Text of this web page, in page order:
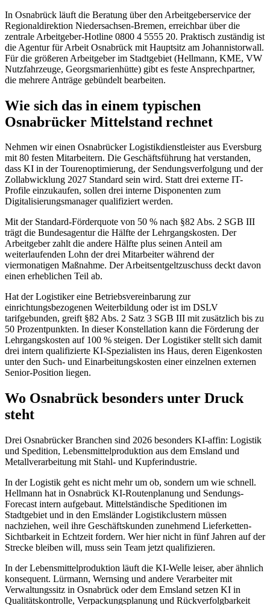
In Osnabrück läuft die Beratung über den Arbeitgeberservice der
Regionaldirektion Niedersachsen-Bremen, erreichbar über die
zentrale Arbeitgeber-Hotline 0800 4 5555 20. Praktisch zuständig ist
die Agentur für Arbeit Osnabrück mit Hauptsitz am Johannistorwall.
Für die größeren Arbeitgeber im Stadtgebiet (Hellmann, KME, VW
Nutzfahrzeuge, Georgsmarienhütte) gibt es feste Ansprechpartner,
die mehrere Anträge gebündelt bearbeiten.
Wie sich das in einem typischen
Osnabrücker Mittelstand rechnet
Nehmen wir einen Osnabrücker Logistikdienstleister aus Eversburg
mit 80 festen Mitarbeitern. Die Geschäftsführung hat verstanden,
dass KI in der Tourenoptimierung, der Sendungsverfolgung und der
Zollabwicklung 2027 Standard sein wird. Statt drei externe IT-
Profile einzukaufen, sollen drei interne Disponenten zum
Digitalisierungsmanager qualifiziert werden.
Mit der Standard-Förderquote von 50 % nach §82 Abs. 2 SGB III
trägt die Bundesagentur die Hälfte der Lehrgangskosten. Der
Arbeitgeber zahlt die andere Hälfte plus seinen Anteil am
weiterlaufenden Lohn der drei Mitarbeiter während der
viermonatigen Maßnahme. Der Arbeitsentgeltzuschuss deckt davon
einen erheblichen Teil ab.
Hat der Logistiker eine Betriebsvereinbarung zur
einrichtungsbezogenen Weiterbildung oder ist im DSLV
tarifgebunden, greift §82 Abs. 2 Satz 3 SGB III mit zusätzlich bis zu
50 Prozentpunkten. In dieser Konstellation kann die Förderung der
Lehrgangskosten auf 100 % steigen. Der Logistiker stellt sich damit
drei intern qualifizierte KI-Spezialisten ins Haus, deren Eigenkosten
unter den Such- und Einarbeitungskosten einer einzelnen externen
Senior-Position liegen.
Wo Osnabrück besonders unter Druck
steht
Drei Osnabrücker Branchen sind 2026 besonders KI-affin: Logistik
und Spedition, Lebensmittelproduktion aus dem Emsland und
Metallverarbeitung mit Stahl- und Kupferindustrie.
In der Logistik geht es nicht mehr um ob, sondern um wie schnell.
Hellmann hat in Osnabrück KI-Routenplanung und Sendungs-
Forecast intern aufgebaut. Mittelständische Speditionen im
Stadtgebiet und in den Emsländer Logistikclustern müssen
nachziehen, weil ihre Geschäftskunden zunehmend Lieferketten-
Sichtbarkeit in Echtzeit fordern. Wer hier nicht in fünf Jahren auf der
Strecke bleiben will, muss sein Team jetzt qualifizieren.
In der Lebensmittelproduktion läuft die KI-Welle leiser, aber ähnlich
konsequent. Lürmann, Wernsing und andere Verarbeiter mit
Verwaltungssitz in Osnabrück oder dem Emsland setzen KI in
Qualitätskontrolle, Verpackungsplanung und Rückverfolgbarkeit